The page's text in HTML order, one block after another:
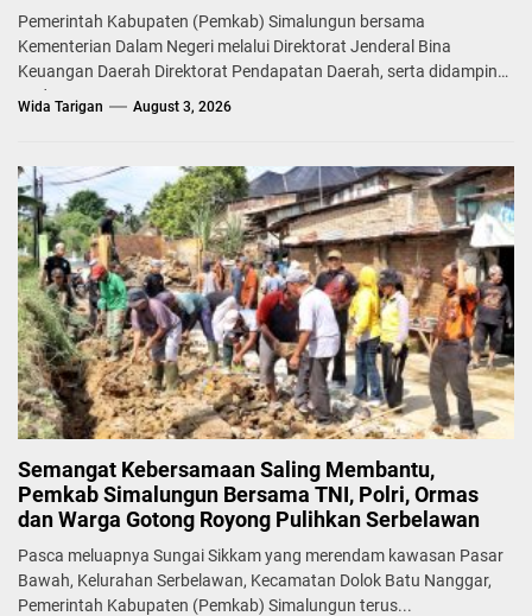
Pemerintah Kabupaten (Pemkab) Simalungun bersama
Kementerian Dalam Negeri melalui Direktorat Jenderal Bina
Keuangan Daerah Direktorat Pendapatan Daerah, serta didampingi
Badan...
Wida Tarigan August 3, 2026
Semangat Kebersamaan Saling Membantu,
Pemkab Simalungun Bersama TNI, Polri, Ormas
dan Warga Gotong Royong Pulihkan Serbelawan
Pasca meluapnya Sungai Sikkam yang merendam kawasan Pasar
Bawah, Kelurahan Serbelawan, Kecamatan Dolok Batu Nanggar,
Pemerintah Kabupaten (Pemkab) Simalungun terus...